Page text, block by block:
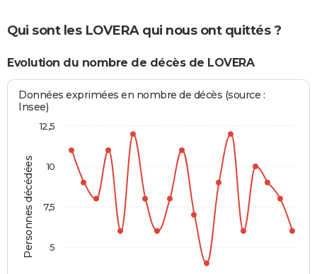
Qui sont les LOVERA qui nous ont quittés ?
Evolution du nombre de décès de LOVERA
Personnes décédées
Données exprimées en nombre de décès (source :
Insee)
5
7,5
10
12,5